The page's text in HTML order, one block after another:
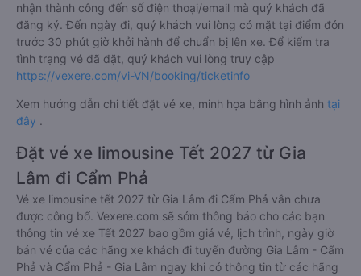
nhận thành công đến số điện thoại/email mà quý khách đã
đăng ký. Đến ngày đi, quý khách vui lòng có mặt tại điểm đón
trước 30 phút giờ khởi hành để chuẩn bị lên xe. Để kiểm tra
tình trạng vé đã đặt, quý khách vui lòng truy cập
https://vexere.com/vi-VN/booking/ticketinfo
Xem hướng dẫn chi tiết đặt vé xe, minh họa bằng hình ảnh tại
đây .
Đặt vé xe limousine Tết 2027 từ Gia
Lâm đi Cẩm Phả
Vé xe limousine tết 2027 từ Gia Lâm đi Cẩm Phả vẫn chưa
được công bố. Vexere.com sẽ sớm thông báo cho các bạn
thông tin vé xe Tết 2027 bao gồm giá vé, lịch trình, ngày giờ
bán vé của các hãng xe khách đi tuyến đường Gia Lâm - Cẩm
Phả và Cẩm Phả - Gia Lâm ngay khi có thông tin từ các hãng